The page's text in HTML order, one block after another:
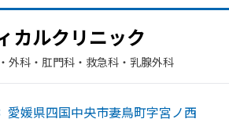
カルクリニック
外科・​肛門科・​救急科・​乳腺外科
愛媛県四国中央市妻鳥町字宮ノ西